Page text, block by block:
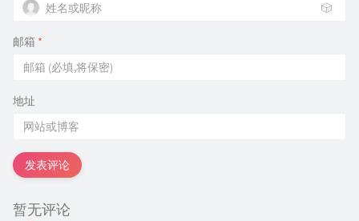
🎲
邮箱 *
地址
发表评论
暂无评论